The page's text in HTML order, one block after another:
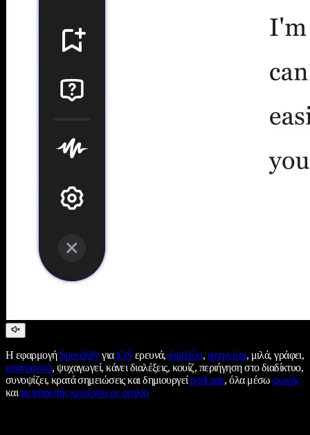
Η εφαρμογή SpeechifyγιαiOS ερευνά,διαβάζει, αφηγείται, μιλά, γράφει,
υπαγορεύει, ψυχαγωγεί, κάνει διαλέξεις, κουίζ, περιήγηση στο διαδίκτυο,
συνοψίζει, κρατά σημειώσεις και δημιουργείpodcasts, όλα μέσωφωνής
καιμετατροπής κειμένου σε ομιλία